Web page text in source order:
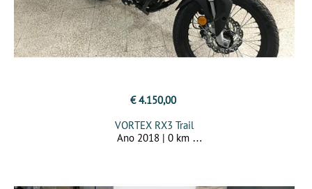
€ 4.150,00
VORTEX RX3 Trail
Ano 2018 | 0 km